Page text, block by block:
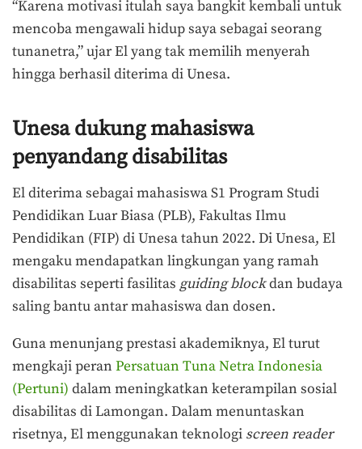
“Karena motivasi itulah saya bangkit kembali untuk
mencoba mengawali hidup saya sebagai seorang
tunanetra,” ujar El yang tak memilih menyerah
hingga berhasil diterima di Unesa.
Unesa dukung mahasiswa
penyandang disabilitas
El diterima sebagai mahasiswa S1 Program Studi
Pendidikan Luar Biasa (PLB), Fakultas Ilmu
Pendidikan (FIP) di Unesa tahun 2022. Di Unesa, El
mengaku mendapatkan lingkungan yang ramah
disabilitas seperti fasilitas guiding blockdan budaya
saling bantu antar mahasiswa dan dosen.
Guna menunjang prestasi akademiknya, El turut
mengkaji peran Persatuan Tuna Netra Indonesia
(Pertuni) dalam meningkatkan keterampilan sosial
disabilitas di Lamongan. Dalam menuntaskan
risetnya, El menggunakan teknologi screen reader